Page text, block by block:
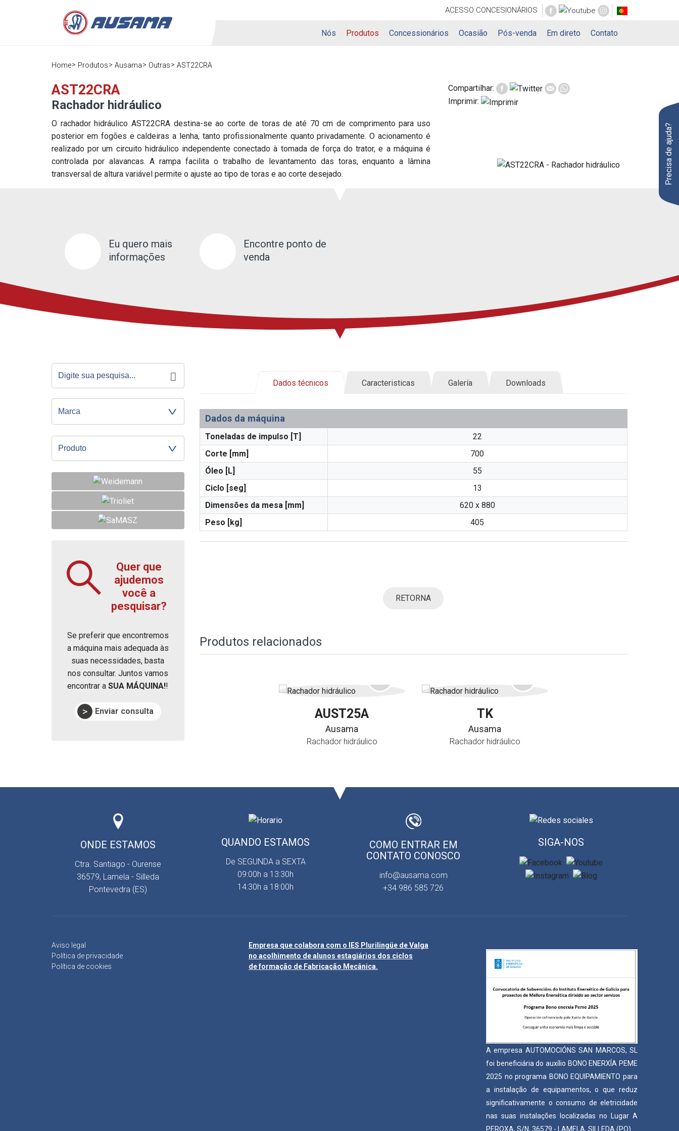
ACESSO CONCESIONÁRIOS
Nós Produtos Concessionários Ocasião Pós-venda Em direto Contato
Home Produtos Ausama Outras AST22CRA
AST22CRA
Rachador hidráulico
O rachador hidráulico AST22CRA destina-se ao corte de toras de até 70 cm de comprimento para uso
posterior em fogões e caldeiras a lenha, tanto profissionalmente quanto privadamente. O acionamento é
realizado por um circuito hidráulico independente conectado à tomada de força do trator, e a máquina é
controlada por alavancas. A rampa facilita o trabalho de levantamento das toras, enquanto a lâmina
transversal de altura variável permite o ajuste ao tipo de toras e ao corte desejado.
Compartilhar:
Imprimir:
Eu quero mais
informações
Encontre ponto de
venda
Produto
Quer que
ajudemos
você a
pesquisar?
Se preferir que encontremos
a máquina mais adequada às
suas necessidades, basta
nos consultar. Juntos vamos
encontrar aSUA MÁQUINA!!
Enviar consulta
Dados técnicos Caracteristicas Galería Downloads
Dados da máquina
Toneladas de impulso [T]
22
Corte [mm]
700
Óleo [L]
55
Ciclo [seg]
13
Dimensões da mesa [mm]
620 x 880
Peso [kg]
405
RETORNA
Produtos relacionados
AUST25A
Ausama
Rachador hidráulico
TK
Ausama
Rachador hidráulico
ONDE ESTAMOS
Ctra. Santiago - Ourense
36579, Lamela - Silleda
Pontevedra (ES)
QUANDO ESTAMOS
De SEGUNDA a SEXTA
09:00h a 13:30h
14:30h a 18:00h
COMO ENTRAR EM
CONTATO CONOSCO
info@ausama.com
+34 986 585 726
SIGA-NOS
Aviso legal
Política de privacidade
Política de cookies
Empresa que colabora com o IES Plurilingüe de Valga
no acolhimento de alunos estagiários dos ciclos
de formação de Fabricação Mecânica.
A empresa AUTOMOCIÓNS SAN MARCOS, SL
foi beneficiária do auxílio BONO ENERXÍA PEME
2025 no programa BONO EQUIPAMIENTO para
a instalação de equipamentos, o que reduz
significativamente o consumo de eletricidade
nas suas instalações localizadas no Lugar A
PEROXA, S/N, 36579 - LAMELA, SILLEDA (PO).
Precisa de ajuda?